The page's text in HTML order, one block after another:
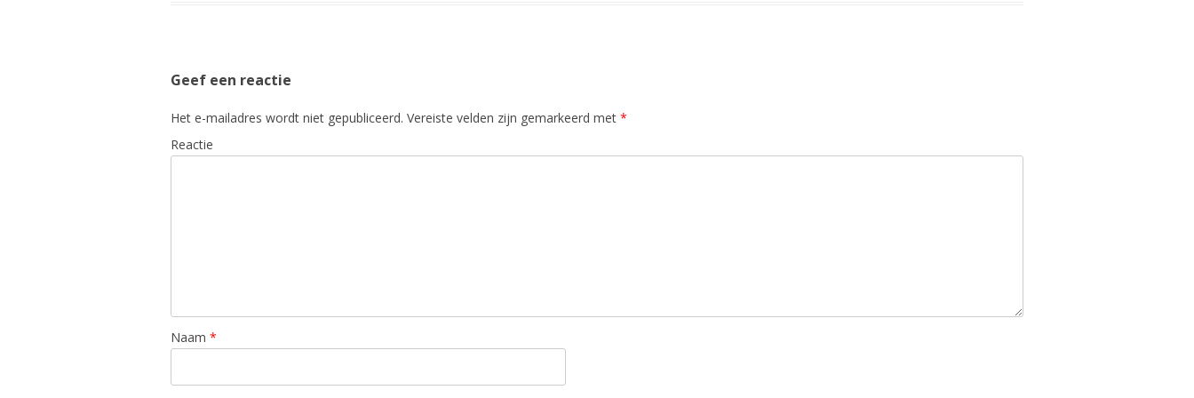
Geef een reactie
Het e-mailadres wordt niet gepubliceerd. Vereiste velden zijn gemarkeerd met *
Reactie
Naam *